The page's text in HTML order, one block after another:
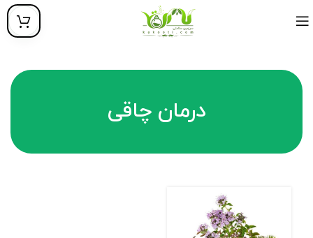
درمان چاقی